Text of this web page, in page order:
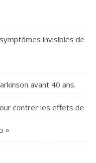
invisibles de
avant 40 ans.
contrer les effets de
»